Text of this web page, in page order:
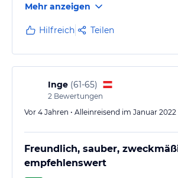
Mehr anzeigen
Hilfreich Teilen
Inge (61-65)
2 Bewertungen
Vor 4 Jahren • Alleinreisend im Januar 2022
Freundlich, sauber,
empfehlenswert